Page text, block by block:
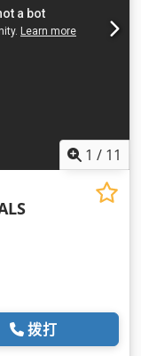
1 / 11
拨打